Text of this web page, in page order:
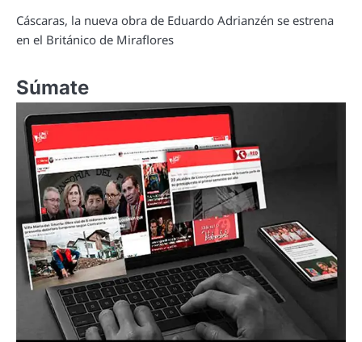
Cáscaras, la nueva obra de Eduardo Adrianzén se estrena
en el Británico de Miraflores
Súmate